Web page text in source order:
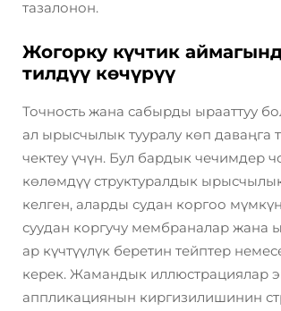
тазалонон.
Жогорку күчтик
тилдүү көчүрүү
Точность жана сабырды ырааттуу
ал ырысчылык тууралу көп даваңга
чектеу үчүн. Бул бардык чечимдер
көлөмдүү структуралдык
келген, аларды судан коргоо
суудан коргучу мембраналар жана
ар күчтүүлүк беретин тейптер
керек. Жамандык иллюстрациялар
аппликациянын киргизилишинин